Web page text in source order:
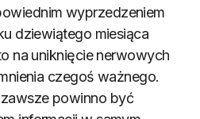
wyprzedzeniem
dziewiątego miesiąca
na uniknięcie nerwowych
czegoś ważnego.
powinno być